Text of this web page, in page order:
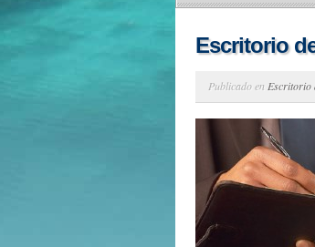
Escritorio
Publicado en Escritorio